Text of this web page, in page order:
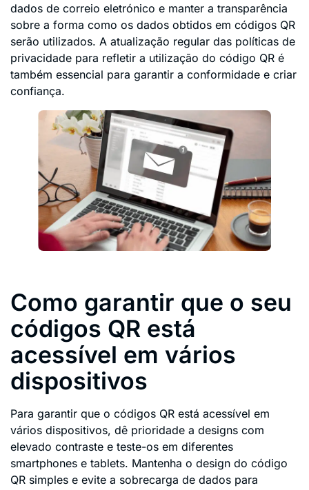
dados de correio eletrónico e manter a transparência
sobre a forma como os dados obtidos em códigos QR
serão utilizados. A atualização regular das políticas de
privacidade para refletir a utilização do código QR é
também essencial para garantir a conformidade e criar
confiança.
Como garantir que o seu
códigos QR está
acessível em vários
dispositivos
Para garantir que o códigos QR está acessível em
vários dispositivos, dê prioridade a designs com
elevado contraste e teste-os em diferentes
smartphones e tablets. Mantenha o design do código
QR simples e evite a sobrecarga de dados para